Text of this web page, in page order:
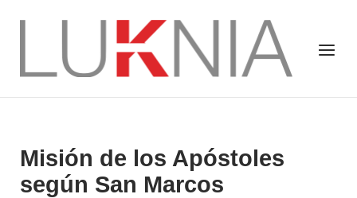
Menú
Misión de los Apóstoles
según San Marcos